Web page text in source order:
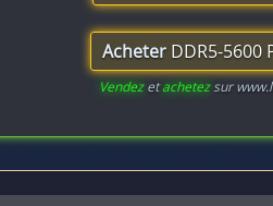
Acheter DDR5-5600
Vendezetachetezsur